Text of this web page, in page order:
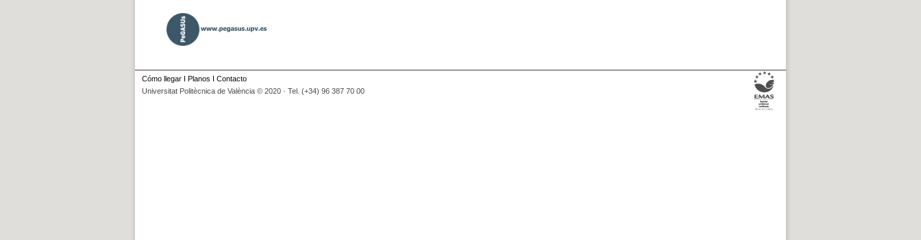
Cómo llegar I Planos I Contacto
Universitat Politècnica de València © 2020 · Tel. (+34) 96 387 70 00